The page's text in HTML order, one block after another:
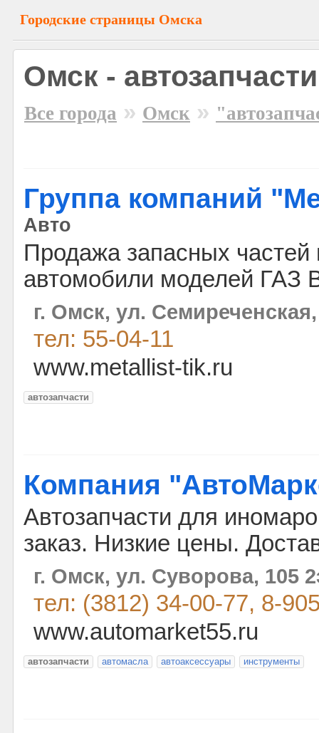
Городские страницы Омска
Омск - автозапчасти
Все города » Омск »
Группа компаний
Авто
Продажа запасных частей
автомобили моделей
г. Омск, ул.
тел: 55-04-11
www.metallist-tik.ru
автозапчасти
Компания
Автозапчасти для
заказ. Низкие цены.
г. Омск, ул. Суворова, 105
тел: (3812) 34-00-77, 8-
www.automarket55.ru
автозапчасти автомасла автоаксессуары инструменты